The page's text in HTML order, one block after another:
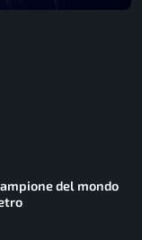
del mondo